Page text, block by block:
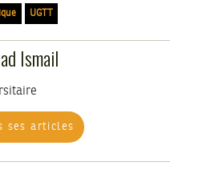
UGTT
Ismail
ses articles